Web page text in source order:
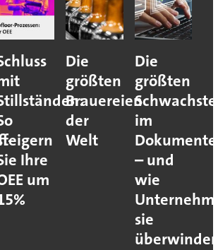
Ihre
um
Die
größten
Brauereien
der
Welt
Die
größten
im
– und
wie
sie